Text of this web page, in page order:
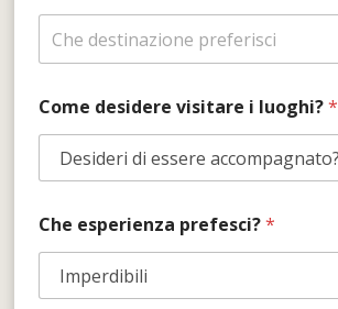
Come desidere visitare i luoghi?*
Che esperienza prefesci?*